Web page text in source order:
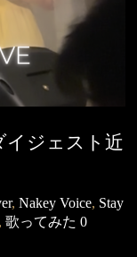
イジェスト近
,Nakey Voice, Stay
,歌ってみた 0